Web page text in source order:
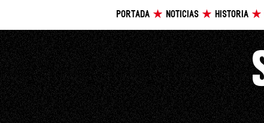
PORTADA NOTICIAS HISTORIA